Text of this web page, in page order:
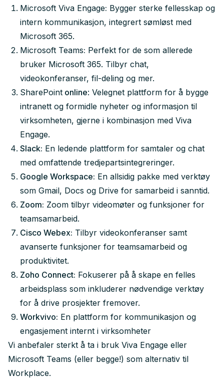
Microsoft Viva Engage: Bygger sterke fellesskap og
intern kommunikasjon, integrert sømløst med
Microsoft 365.
Microsoft Teams: Perfekt for de som allerede
bruker Microsoft 365. Tilbyr chat,
videokonferanser, fil-deling og mer.
SharePoint online: Velegnet plattform for å bygge
intranett og formidle nyheter og informasjon til
virksomheten, gjerne i kombinasjon med Viva
Engage.
Slack: En ledende plattform for samtaler og chat
med omfattende tredjepartsintegreringer.
Google Workspace: En allsidig pakke med verktøy
som Gmail, Docs og Drive for samarbeid i sanntid.
Zoom: Zoom tilbyr videomøter og funksjoner for
teamsamarbeid.
Cisco Webex: Tilbyr videokonferanser samt
avanserte funksjoner for teamsamarbeid og
produktivitet.
Zoho Connect: Fokuserer på å skape en felles
arbeidsplass som inkluderer nødvendige verktøy
for å drive prosjekter fremover.
Workvivo: En plattform for kommunikasjon og
engasjement internt i virksomheter
Vi anbefaler sterkt å ta i bruk Viva Engage eller
Microsoft Teams (eller begge!) som alternativ til
Workplace.